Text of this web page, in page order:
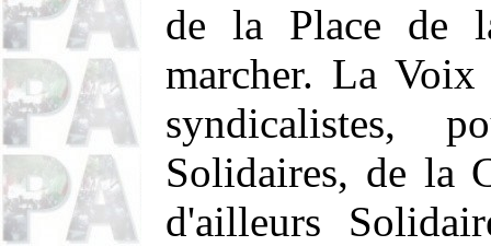
de la Place de
marcher. La
syndicalistes,
Solidaires, de la
d'ailleurs